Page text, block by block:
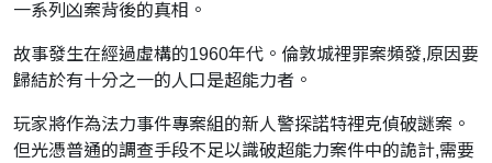
一系列凶案背後的真相。
故事發生在經過虛構的1960年代。倫敦城裡罪案頻發,原因要
歸結於有十分之一的人口是超能力者。
玩家將作為法力事件專案組的新人警探諾特裡克偵破謎案。
但光憑普通的調查手段不足以識破超能力案件中的詭計,需要